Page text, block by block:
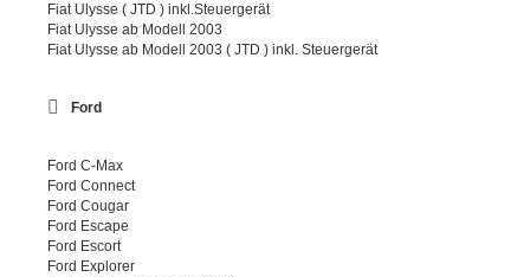
Fiat Ulysse ( JTD ) inkl.Steuergerät
Fiat Ulysse ab Modell 2003
Fiat Ulysse ab Modell 2003 ( JTD ) inkl. Steuergerät
Ford
Ford C-Max
Ford Connect
Ford Cougar
Ford Escape
Ford Escort
Ford Explorer